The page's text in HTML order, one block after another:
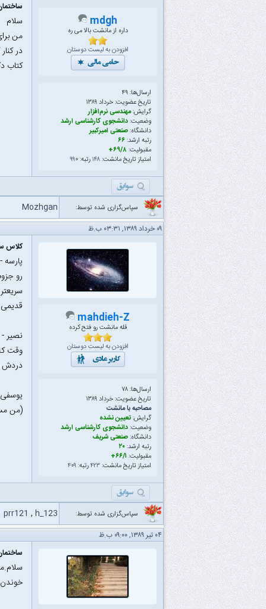
mdgh
داره از مانشت بالا می ره
افزودن به لیست دوستان
ارسال‌ها: ۴۹
تاریخ عضویت: خرداد ۱۳۸۹
گرایش:مهندسی نرم‌افزار
وضعیت:دانشجوی کارشناسی ارشد
دانشگاه:صنعتی امیرکبیر
رتبه ارشد:۶۶
مقبولیت: ۶۹/۸+
امتیاز تاریخ مانشت:۱۴۸رتبه:۹۹۰
سلام
من
در
کتاب
سپاس‌گزاری شده توسط: Mozhgan
۰۹ خرداد ۱۳۸۹, ۰۳:۳۱ ب.ظ
mahdieh-Z
قله مانشت رو فتح کرده
افزودن به لیست دوستان
ارسال‌ها: ۷۸
تاریخ عضویت: خرداد ۱۳۸۹
مصاحبه با مانشت
گرایش:تعیین نشده
وضعیت:دانشجوی کارشناسی ارشد
دانشگاه:صنعتی شریف
رتبه ارشد:۲۰
مقبولیت: ۶۶/۱+
امتیاز تاریخ مانشت:۴۲۳رتبه:۴۰۹
کلاس
وقت
دردش
(من
سپاس‌گزاری شده توسط: h_123
,
prr121
۰۴ تیر ۱۳۸۹, ۰۹:۰۰ ب.ظ
خوندن